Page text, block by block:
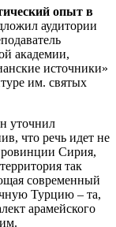
опыт в
аудитории
академии,
источники»
им. святых
уточнил
что речь идет не
Сирия,
так
современный
Турцию – та,
арамейского